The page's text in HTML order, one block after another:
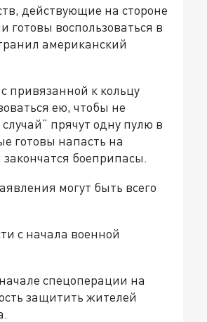
действующие на стороне
воспользоваться в
американский
привязанной к кольцу
ею, чтобы не
прячут одну пулю в
готовы напасть на
боеприпасы.
могут быть всего
с начала военной
спецоперации на
защитить жителей